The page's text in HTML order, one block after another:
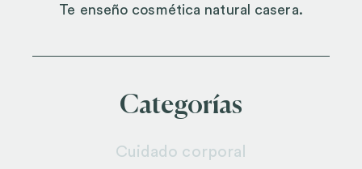
Te enseño cosmética natural casera.
Categorías
Cuidado corporal